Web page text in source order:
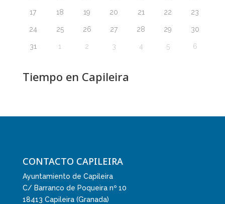
17 18 19 20 21 22 23
24 25 26 27 28 29 30
31 1 2 3 4 5 6
Tiempo en Capileira
CONTACTO CAPILEIRA
Ayuntamiento de Capileira
C/ Barranco de Poqueira nº 10
18413 Capileira (Granada)